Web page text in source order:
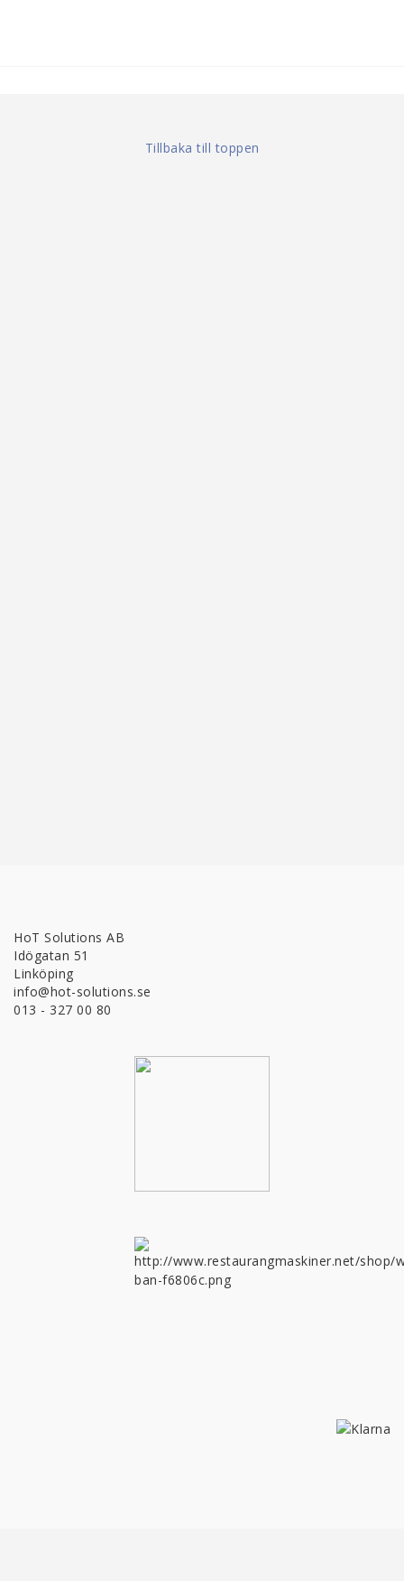
Tillbaka till toppen
HoT Solutions AB
Idögatan 51
Linköping
info@hot-solutions.se
013 - 327 00 80